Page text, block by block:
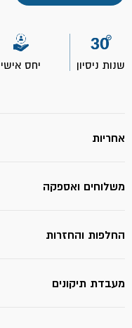
שנות ניסיון יחס אישי
אחריות
משלוחים ואספקה
החלפות והחזרות
מעבדת תיקונים